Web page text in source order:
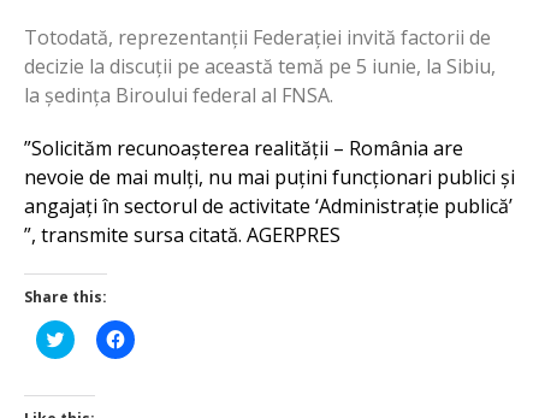
Totodată, reprezentanții Federației invită factorii de
decizie la discuții pe această temă pe 5 iunie, la Sibiu,
la ședința Biroului federal al FNSA.
”Solicităm recunoașterea realității – România are
nevoie de mai mulți, nu mai puțini funcționari publici și
angajați în sectorul de activitate ‘Administrație publică’
”, transmite sursa citată. AGERPRES
Share this:
Click
to
Twitter
Click
to